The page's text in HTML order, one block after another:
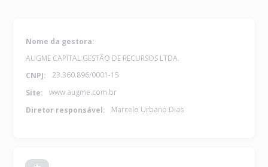
Nome da gestora:
AUGME CAPITAL GESTÃO DE RECURSOS LTDA.
CNPJ:
23.360.896/0001-15
Site:
www.augme.com.br
Diretor responsável:
Marcelo Urbano Dias